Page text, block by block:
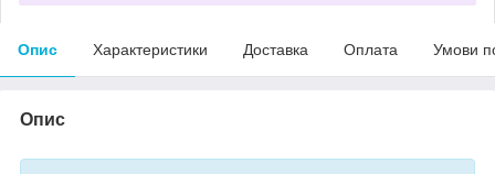
Опис Характеристики Доставка Оплата Умови
Опис